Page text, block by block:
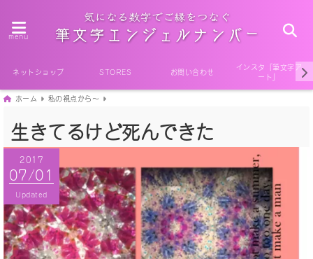
menu
ネットショップ STORES お問い合わせ
インスタ『筆文字ア
ート』
ホーム 私の視点から〜
生きてるけど死んできた
2017
07/01
Updated
2017
07/01
Published